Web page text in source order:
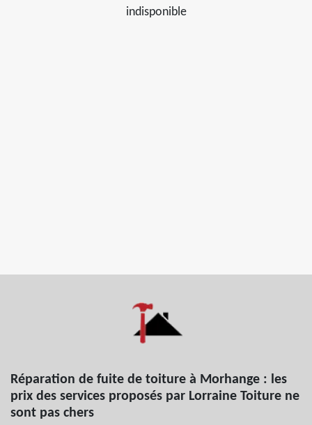
indisponible
Réparation de fuite de toiture à Morhange : les
prix des services proposés par Lorraine Toiture ne
sont pas chers